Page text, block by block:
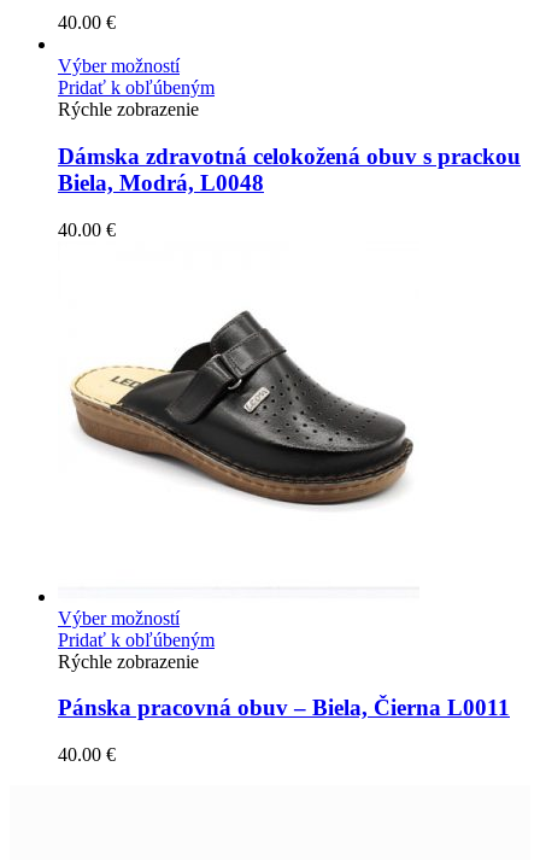
40.00 €
Výber možností
Pridať k obľúbeným
Rýchle zobrazenie
Dámska zdravotná celokožená obuv s prackou
Biela, Modrá, L0048
40.00 €
Výber možností
Pridať k obľúbeným
Rýchle zobrazenie
Pánska pracovná obuv – Biela, Čierna L0011
40.00 €